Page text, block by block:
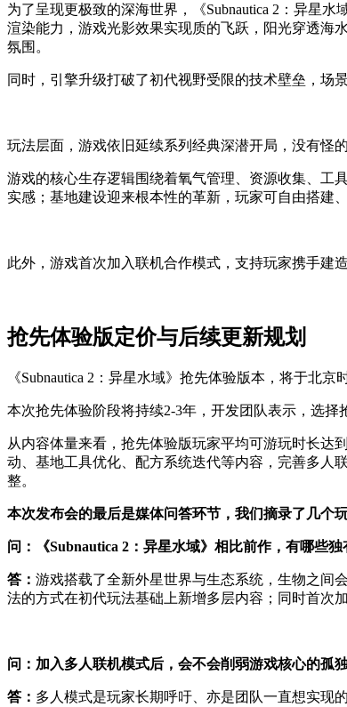
为了呈现更极致的深海世界，《Subnautica 2：异星
渲染能力，游戏光影效果实现质的飞跃，阳光穿透海
氛围。
同时，引擎升级打破了初代视野受限的技术壁垒，场
玩法层面，游戏依旧延续系列经典深潜开局，没有怪
游戏的核心生存逻辑围绕着氧气管理、资源收集、工
实感；基地建设迎来根本性的革新，玩家可自由搭建
此外，游戏首次加入联机合作模式，支持玩家携手建
抢先体验版定价与后续更新规划
《Subnautica 2：异星水域》抢先体验版本，将于北
本次抢先体验阶段将持续2-3年，开发团队表示，选
从内容体量来看，抢先体验版玩家平均可游玩时长达
动、基地工具优化、配方系统迭代等内容，完善多人
整。
本次发布会的最后是媒体问答环节，我们摘录了几个
问：《Subnautica 2：异星水域》相比前作，有哪些独
答： 游戏搭载了全新外星世界与生态系统，生物之间
法的方式在初代玩法基础上新增多层内容；同时首次
问：加入多人联机模式后，会不会削弱游戏核心的孤
答： 多人模式是玩家长期呼吁、亦是团队一直想实现